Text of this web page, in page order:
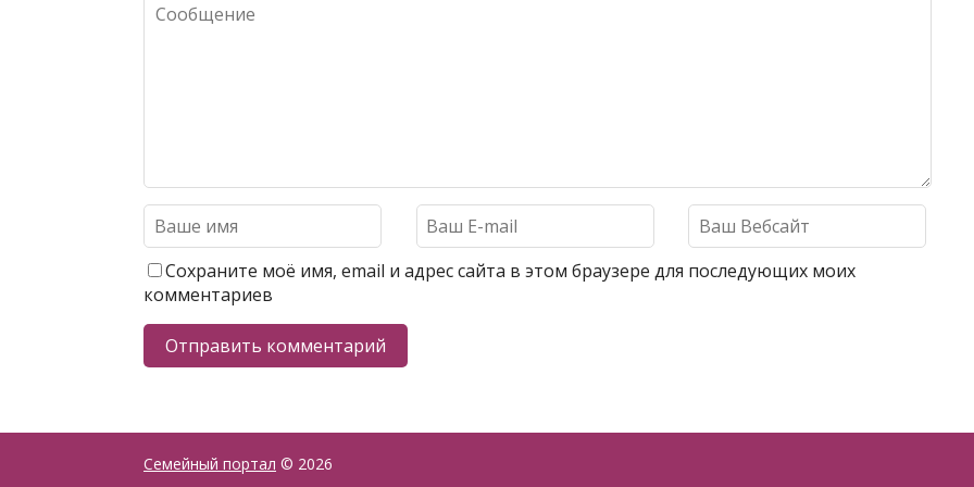
Сохраните моё имя, email и адрес сайта в этом браузере для последующих моих
комментариев
Семейный портал © 2026